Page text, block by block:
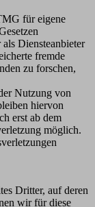
für eigene
Diensteanbieter
fremde
zu forschen,
Nutzung von
hiervon
erst ab dem
möglich.
Dritter, auf deren
wir für diese